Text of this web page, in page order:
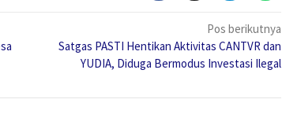
Pos berikutnya
Satgas PASTI Hentikan Aktivitas CANTVR dan
YUDIA, Diduga Bermodus Investasi Ilegal